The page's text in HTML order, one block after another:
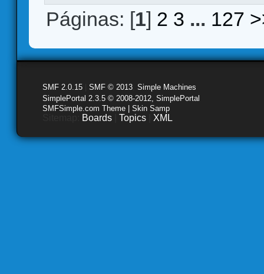
Páginas: [1] 2 3 ... 127
SMF 2.0.15 SMF © 2013 Simple Machines
SimplePortal 2.3.5 © 2008-2012, SimplePortal
SMFSimple.com Theme | Skin Samp
Boards Topics XML